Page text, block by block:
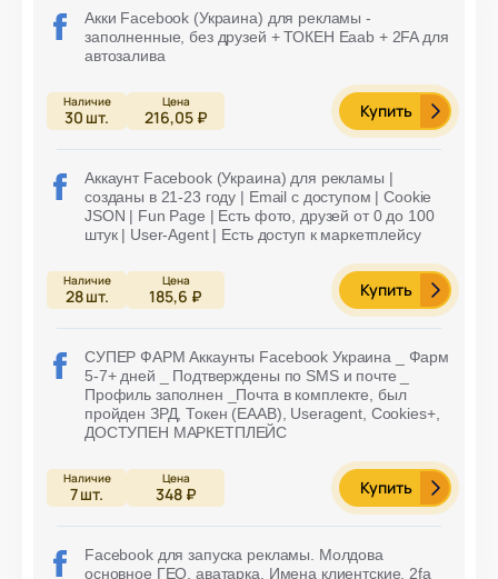
Акки Facebook (Украина) для рекламы -
заполненные, без друзей + ТОКЕН Eaab + 2FA для
автозалива
30 шт. 216,05 ₽ Купить
Аккаунт Facebook (Украина) для рекламы |
созданы в 21-23 году | Email с доступом | Cookie
JSON | Fun Page | Есть фото, друзей от 0 до 100
штук | User-Agent | Есть доступ к маркетплейсу
28шт. 185,6 ₽ Купить
СУПЕР ФАРМ Аккаунты Facebook Украина _ Фарм
5-7+ дней _ Подтверждены по SMS и почте _
Профиль заполнен _Почта в комплекте, был
пройден ЗРД, Токен (EAAB), Useragent, Cookies+,
ДОСТУПЕН МАРКЕТПЛЕЙС
7шт. 348 ₽ Купить
Facebook для запуска рекламы. Молдова
основное ГЕО, аватарка, Имена клиентские, 2fa